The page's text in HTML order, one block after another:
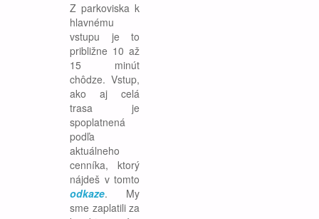
Z parkoviska k
hlavnému
vstupu je to
približne 10 až
15 minút
chôdze. Vstup,
ako aj celá
trasa je
spoplatnená
podľa
aktuálneho
cenníka, ktorý
nájdeš v tomto
odkaze. My
sme zaplatili za